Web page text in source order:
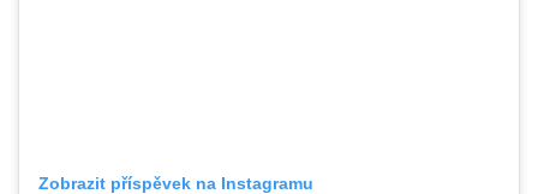
Zobrazit příspěvek na Instagramu